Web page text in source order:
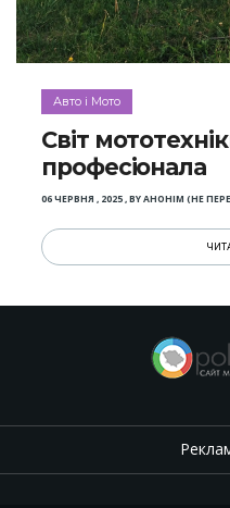
Авто і Мото
Світ
професіонала
06 ЧЕРВНЯ , 2025,BYАНОНІМ (НЕ